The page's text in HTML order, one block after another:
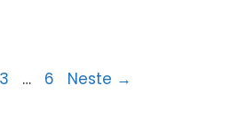
3 … 6 Neste →